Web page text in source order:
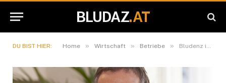
BLUDAZ.AT
DU BIST HIER: Home » Wirtschaft » Betriebe » Bludenz ist im Vormarsch